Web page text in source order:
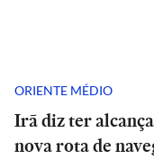
ORIENTE MÉDIO
Irã diz ter
nova rota de